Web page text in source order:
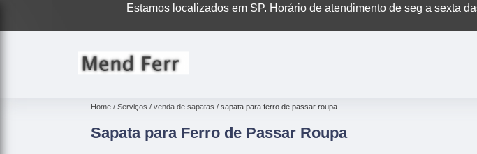
Estamos localizados em SP. Horário de atendimento de seg a sexta
(11)3221-
Home Serviços venda de sapatas sapata para ferro de passar roupa
Sapata para Ferro de Passar Roupa